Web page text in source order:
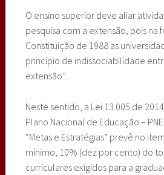
O ensino superior deve aliar
pesquisa com a extensão, pois na
Constituição de 1988 as
princípio de indissociabilidade
extensão”.
Neste sentido, a Lei 13.005 de
Plano Nacional de Educação –
“Metas e Estratégias” prevê no
mínimo, 10% (dez por cento) do
curriculares exigidos para a